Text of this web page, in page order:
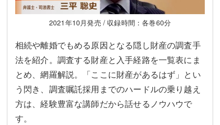
2021年10月発売 / 収録時間：各巻60分
相続や離婚でもめる原因となる隠し財産の調査手
法を紹介。調査する財産と入手経路を一覧表にま
とめ、網羅解説。「ここに財産があるはず」とい
う閃き、調査嘱託採用までのハードルの乗り越え
方は、経験豊富な講師だから話せるノウハウで
す。